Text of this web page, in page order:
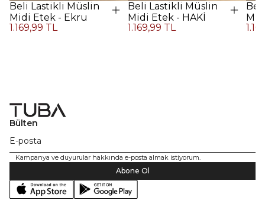
Beli Lastikli Müslin
Midi Etek - Ekru
1.169,99 TL
Beli Lastikli Müslin
Midi Etek - HAKİ
1.169,99 TL
Bülten
Kampanya ve duyurular hakkında e-posta almak istiyorum.
Abone Ol